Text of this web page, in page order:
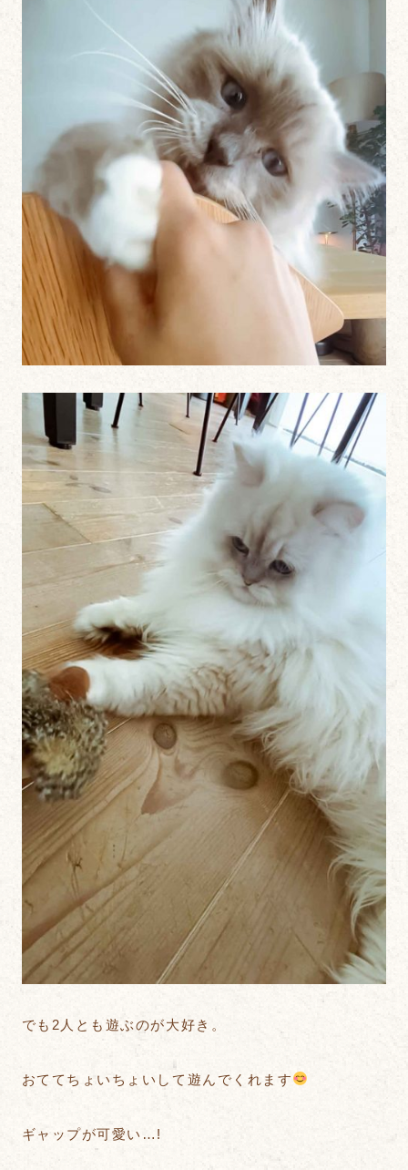
でも2人とも遊ぶのが大好き。
おててちょいちょいして遊んでくれます
ギャップが可愛い…!